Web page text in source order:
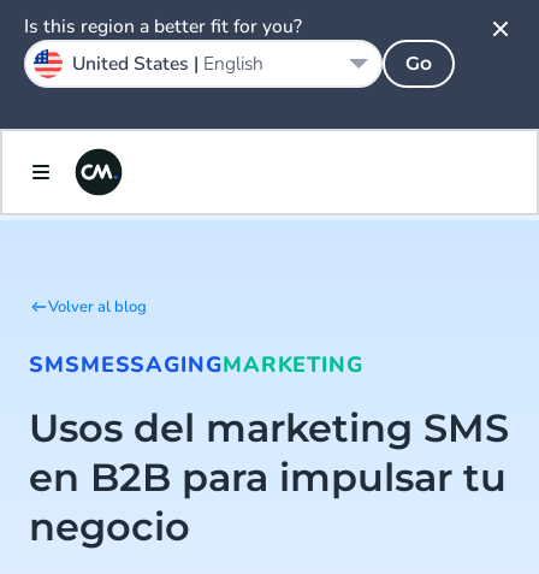
Volver al blog
SMSMESSAGINGMARKETING
Usos del marketing SMS
en B2B para impulsar tu
negocio
Is this region a better fit for you?
United States | English Go